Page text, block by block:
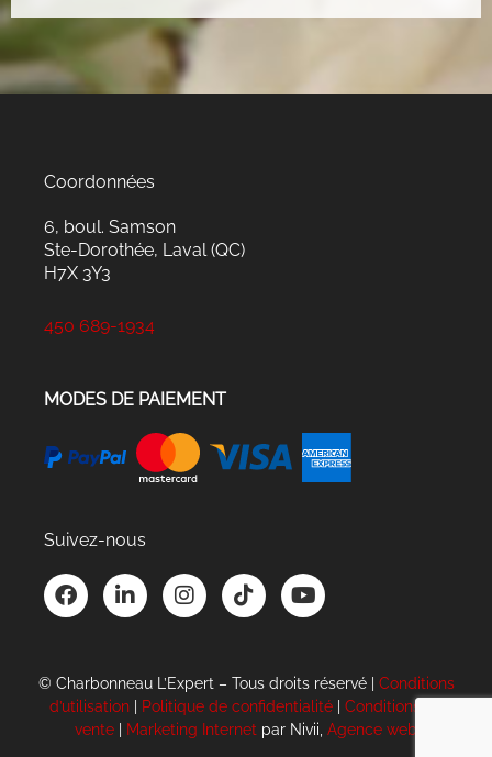
Coordonnées
6, boul. Samson
Ste-Dorothée, Laval (QC)
H7X 3Y3
450 689-1934
MODES DE PAIEMENT
Suivez-nous
F
a
b
o
o
k
L
i
d
i
n
I
n
g
r
a
T
i
k
Y
o
b
e
© Charbonneau L’Expert – Tous droits réservé | Conditions
d’utilisation| Politique de confidentialité| Conditions de
vente
Marketing Internet par Nivii, Agence web